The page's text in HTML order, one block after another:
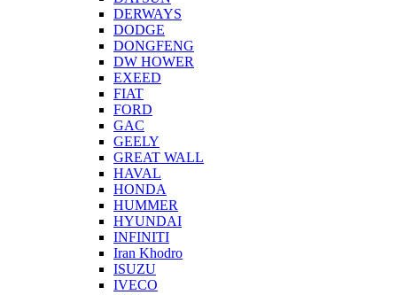
DERWAYS
DODGE
DONGFENG
DW HOWER
EXEED
FIAT
FORD
GAC
GEELY
GREAT WALL
HAVAL
HONDA
HUMMER
HYUNDAI
INFINITI
Iran Khodro
ISUZU
IVECO